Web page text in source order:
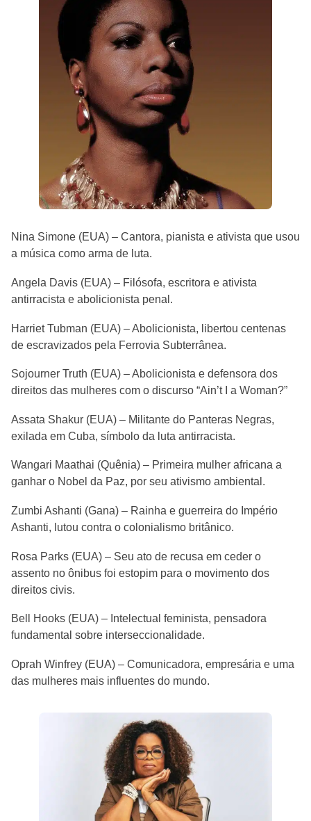
Nina Simone (EUA) – Cantora, pianista e ativista que usou
a música como arma de luta.
Angela Davis (EUA) – Filósofa, escritora e ativista
antirracista e abolicionista penal.
Harriet Tubman (EUA) – Abolicionista, libertou centenas
de escravizados pela Ferrovia Subterrânea.
Sojourner Truth (EUA) – Abolicionista e defensora dos
direitos das mulheres com o discurso “Ain’t I a Woman?”
Assata Shakur (EUA) – Militante do Panteras Negras,
exilada em Cuba, símbolo da luta antirracista.
Wangari Maathai (Quênia) – Primeira mulher africana a
ganhar o Nobel da Paz, por seu ativismo ambiental.
Zumbi Ashanti (Gana) – Rainha e guerreira do Império
Ashanti, lutou contra o colonialismo britânico.
Rosa Parks (EUA) – Seu ato de recusa em ceder o
assento no ônibus foi estopim para o movimento dos
direitos civis.
Bell Hooks (EUA) – Intelectual feminista, pensadora
fundamental sobre interseccionalidade.
Oprah Winfrey (EUA) – Comunicadora, empresária e uma
das mulheres mais influentes do mundo.